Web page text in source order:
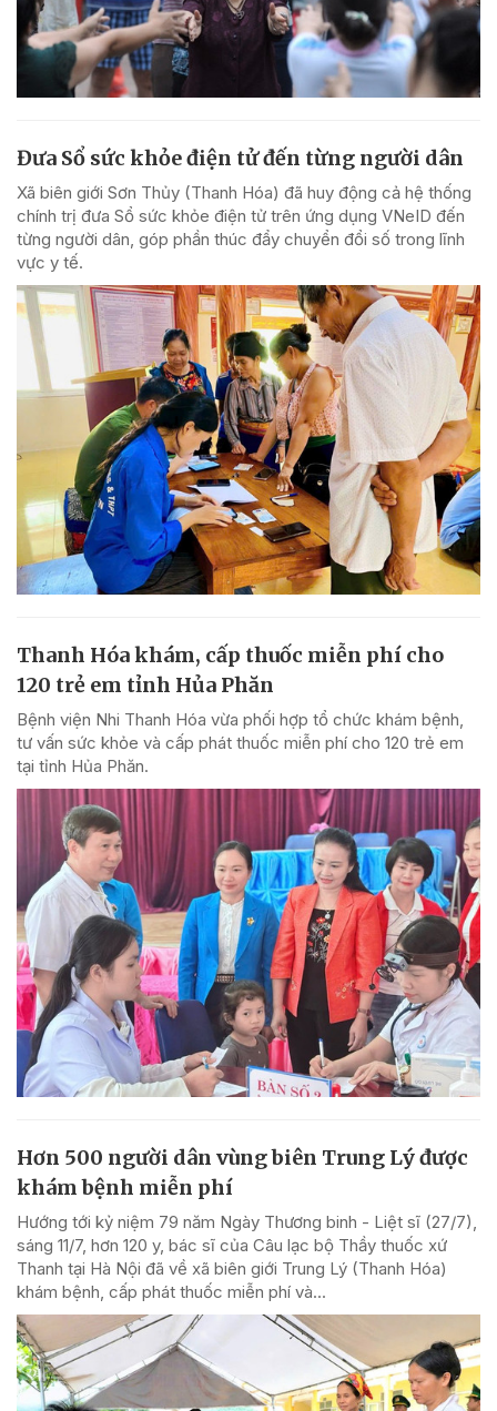
Đưa Sổ sức khỏe điện tử đến từng người dân
Xã biên giới Sơn Thủy (Thanh Hóa) đã huy động cả hệ thống
chính trị đưa Sổ sức khỏe điện tử trên ứng dụng VNeID đến
từng người dân, góp phần thúc đẩy chuyển đổi số trong lĩnh
vực y tế.
Thanh Hóa khám, cấp thuốc miễn phí cho
120 trẻ em tỉnh Hủa Phăn
Bệnh viện Nhi Thanh Hóa vừa phối hợp tổ chức khám bệnh,
tư vấn sức khỏe và cấp phát thuốc miễn phí cho 120 trẻ em
tại tỉnh Hủa Phăn.
Hơn 500 người dân vùng biên Trung Lý được
khám bệnh miễn phí
Hướng tới kỷ niệm 79 năm Ngày Thương binh - Liệt sĩ (27/7),
sáng 11/7, hơn 120 y, bác sĩ của Câu lạc bộ Thầy thuốc xứ
Thanh tại Hà Nội đã về xã biên giới Trung Lý (Thanh Hóa)
khám bệnh, cấp phát thuốc miễn phí và...